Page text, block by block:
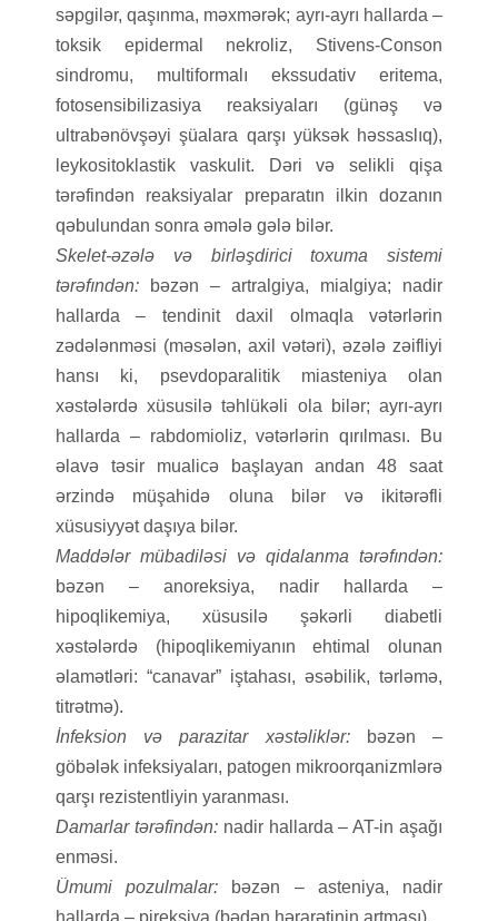
səpgilər, qaşınma, məxmərək; ayrı-ayrı hallarda –
toksik epidermal nekroliz, Stivens-Conson
sindromu, multiformalı ekssudativ eritema,
fotosensibilizasiya reaksiyaları (günəş və
ultrabənövşəyi şüalara qarşı yüksək həssaslıq),
leykositoklastik vaskulit. Dəri və selikli qişa
tərəfindən reaksiyalar preparatın ilkin dozanın
qəbulundan sonra əmələ gələ bilər.
Skelet-əzələ və birləşdirici toxuma sistemi
tərəfındən: bəzən – artralgiya, mialgiya; nadir
hallarda – tendinit daxil olmaqla vətərlərin
zədələnməsi (məsələn, axil vətəri), əzələ zəifliyi
hansı ki, psevdoparalitik miasteniya olan
xəstələrdə xüsusilə təhlükəli ola bilər; ayrı-ayrı
hallarda – rabdomioliz, vətərlərin qırılması. Bu
əlavə təsir mualicə başlayan andan 48 saat
ərzində müşahidə oluna bilər və ikitərəfli
xüsusiyyət daşıya bilər.
Maddələr mübadiləsi və qidalanma tərəfındən:
bəzən – anoreksiya, nadir hallarda –
hipoqlikemiya, xüsusilə şəkərli diabetli
xəstələrdə (hipoqlikemiyanın ehtimal olunan
əlamətləri: “canavar” iştahası, əsəbilik, tərləmə,
titrətmə).
İnfeksion və parazitar xəstəliklər:bəzən –
göbələk infeksiyaları, patogen mikroorqanizmlərə
qarşı rezistentliyin yaranması.
Damarlar tərəfindən:nadir hallarda – AT-in aşağı
enməsi.
Ümumi pozulmalar: bəzən – asteniya, nadir
hallarda – pireksiya (bədən hərarətinin artması).